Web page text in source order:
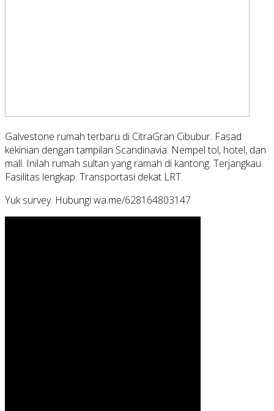
Galvestone rumah terbaru di CitraGran Cibubur. Fasad
kekinian dengan tampilan Scandinavia. Nempel tol, hotel, dan
mall. Inilah rumah sultan yang ramah di kantong. Terjangkau.
Fasilitas lengkap. Transportasi dekat LRT.
Yuk survey. Hubungi wa.me/628164803147